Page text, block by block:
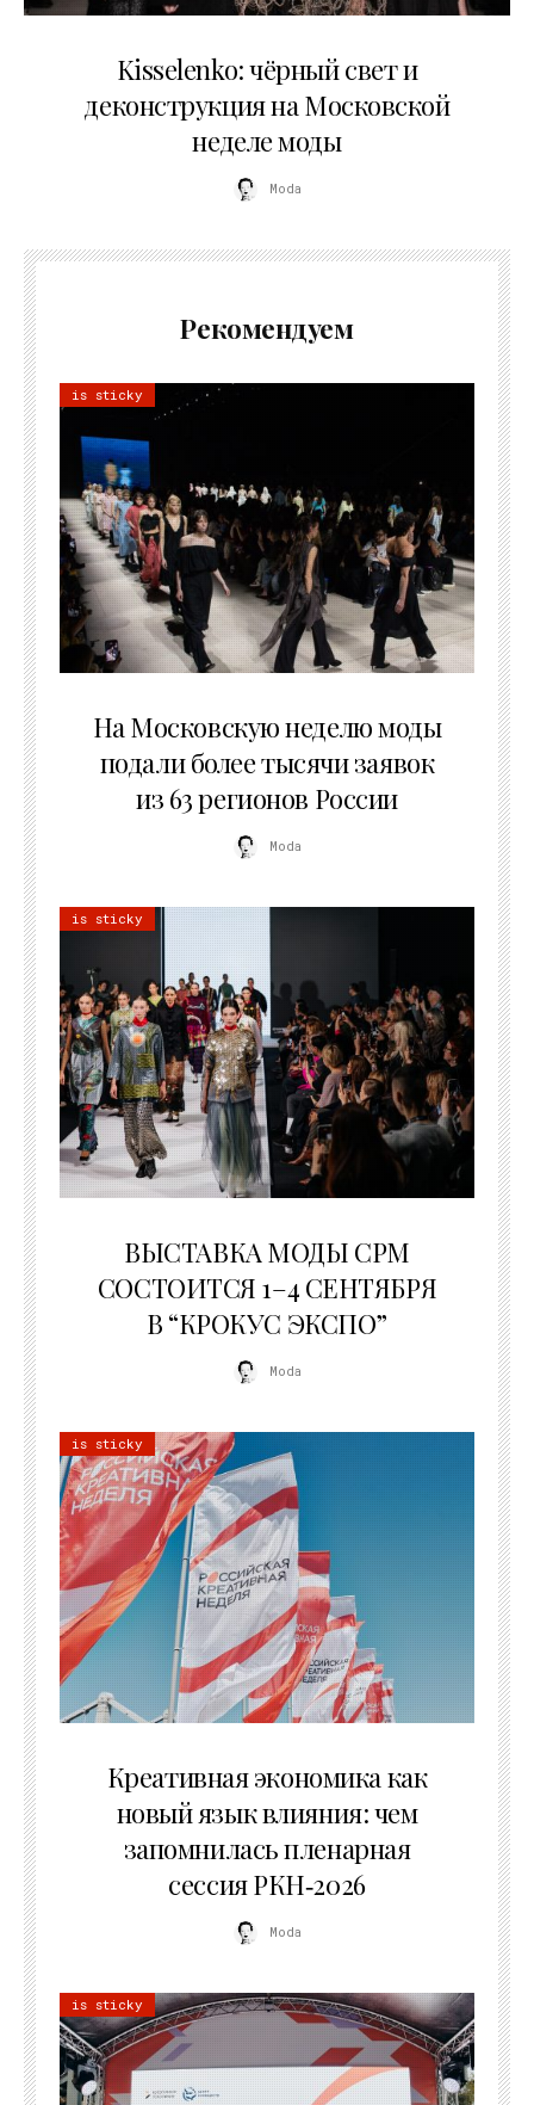
Kisselenko: чёрный свет и
деконструкция на Московской
неделе моды
Moda
Рекомендуем
is sticky
На Московскую неделю моды
подали более тысячи заявок
из 63 регионов России
Moda
is sticky
ВЫСТАВКА МОДЫ CPM
СОСТОИТСЯ 1–4 СЕНТЯБРЯ
В “КРОКУС ЭКСПО”
Moda
is sticky
Креативная экономика как
новый язык влияния: чем
запомнилась пленарная
сессия РКН‑2026
Moda
is sticky